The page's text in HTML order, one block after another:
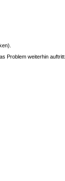
Problem weiterhin auftritt.